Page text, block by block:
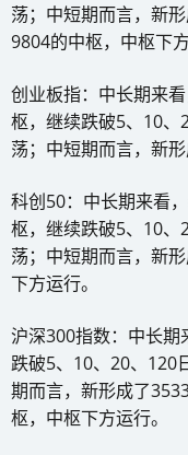
荡；中短期而言，新
9804的中枢，中枢下方
创业板指：中长期来
枢，继续跌破5、10
荡；中短期而言，新
科创50：中长期来看
枢，继续跌破5、10
荡；中短期而言，新
下方运行。
沪深300指数：中长
跌破5、10、20、120
期而言，新形成了
枢，中枢下方运行。